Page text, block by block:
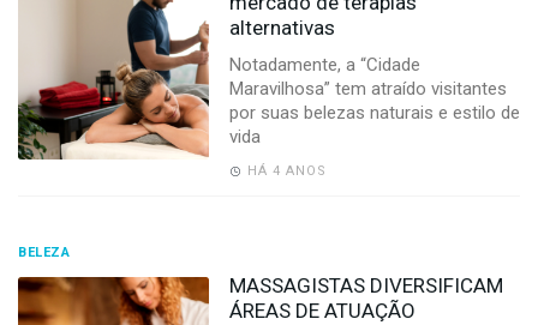
alternativas
Notadamente, a “Cidade
Maravilhosa” tem atraído visitantes
por suas belezas naturais e estilo de
vida
HÁ 4 ANOS
BELEZA
MASSAGISTAS DIVERSIFICAM
ÁREAS DE ATUAÇÃO